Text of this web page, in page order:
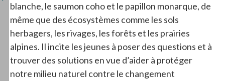
blanche, le saumon coho et le papillon monarque, de
même que des écosystèmes comme les sols
herbagers, les rivages, les forêts et les prairies
alpines. Il incite les jeunes à poser des questions et à
trouver des solutions en vue d’aider à protéger
notre milieu naturel contre le changement